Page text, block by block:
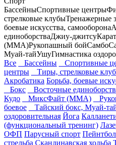
БассейныСпортивные центры
стрелковые клубыТренажерные
боевые искусства, самооборона
единоборстваДжиу-джитсу
(ММА)Рукопашный бойСамбо
Муай-тайУшуГимнастика
Все
Бассейны Спортивные
центры
Тиры, стрелковые
Акробатика Борьба, боевые
Бокс
Восточные
Кудо
МиксФайт (ММА)
боевое
Тайский бокс, Муай-
оздоровительная Йога
(функциональный тренинг)
ОФП Парусный спорт Пейнтбол
стрельба Скандинавская ходьба